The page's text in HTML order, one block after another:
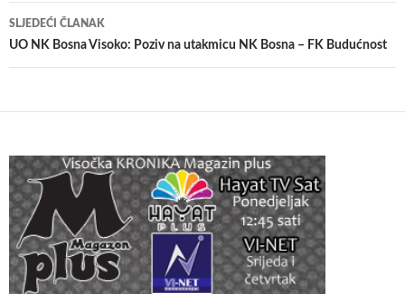
SLJEDEĆI ČLANAK
UO NK Bosna Visoko: Poziv na utakmicu NK Bosna – FK Budućnost